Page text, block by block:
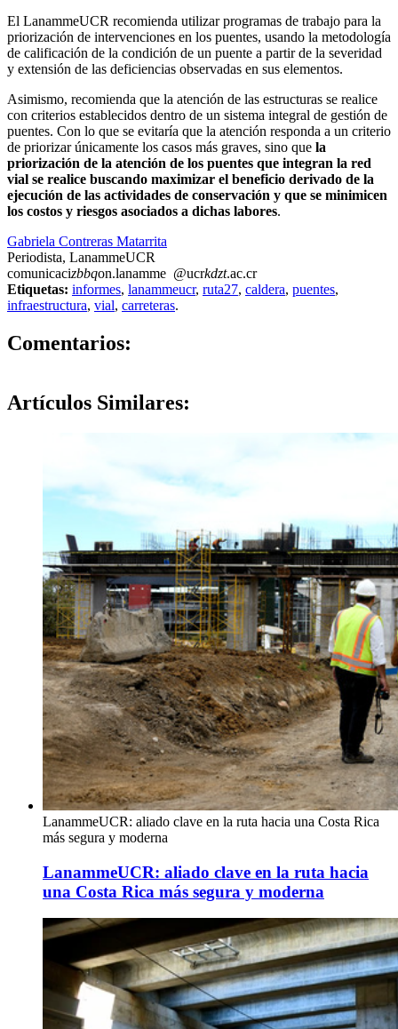
El LanammeUCR recomienda utilizar programas de trabajo para la
priorización de intervenciones en los puentes, usando la metodología
de calificación de la condición de un puente a partir de la severidad
y extensión de las deficiencias observadas en sus elementos.
Asimismo, recomienda que la atención de las estructuras se realice
con criterios establecidos dentro de un sistema integral de gestión de
puentes. Con lo que se evitaría que la atención responda a un criterio
de priorizar únicamente los casos más graves, sino que la
priorización de la atención de los puentes que integran la red
vial se realice buscando maximizar el beneficio derivado de la
ejecución de las actividades de conservación y que se minimicen
los costos y riesgos asociados a dichas labores.
Gabriela Contreras Matarrita
Periodista, LanammeUCR
comunicacizbbqon.lanamme @ucrkdzt.ac.cr
Etiquetas: informes, lanammeucr, ruta27, caldera, puentes,
infraestructura, vial, carreteras.
Comentarios:
Artículos Similares:
LanammeUCR: aliado clave en la ruta hacia una Costa Rica
más segura y moderna
LanammeUCR: aliado clave en la ruta hacia
una Costa Rica más segura y moderna